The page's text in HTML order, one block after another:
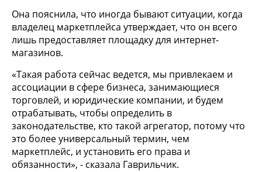
Она пояснила, что иногда бывают ситуации, когда
владелец маркетплейса утверждает, что он всего
лишь предоставляет площадку для интернет-
магазинов.
«Такая работа сейчас ведется, мы привлекаем и
ассоциации в сфере бизнеса, занимающиеся
торговлей, и юридические компании, и будем
отрабатывать, чтобы определить в
законодательстве, кто такой агрегатор, потому что
это более универсальный термин, чем
маркетплейс, и установить его права и
обязанности», - сказала Гаврильчик.